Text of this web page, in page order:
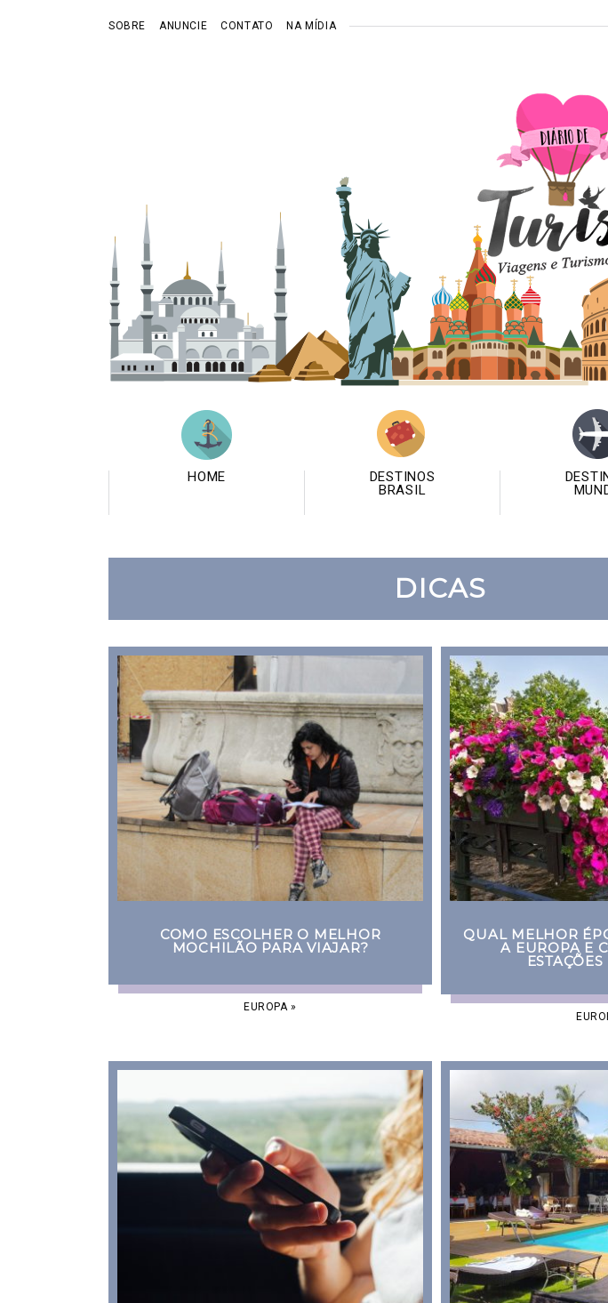
SOBRE ANUNCIE CONTATO NA MÍDIA
HOME
DESTINOS
BRASIL
DICAS
COMO ESCOLHER O MELHOR
MOCHILÃO PARA VIAJAR?
EUROPA»
QUAL MELHOR
A EUROPA E